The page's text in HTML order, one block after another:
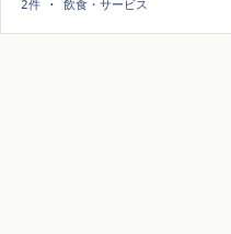
2件 · 飲食・サービス